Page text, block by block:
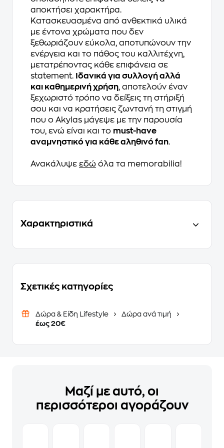
αποκτήσει χαρακτήρα.
Κατασκευασμένα από ανθεκτικά υλικά
με έντονα χρώματα που δεν
ξεθωριάζουν εύκολα, αποτυπώνουν την
ενέργεια και το πάθος του καλλιτέχνη,
μετατρέποντας κάθε επιφάνεια σε
statement. Ιδανικά για συλλογή αλλά
και καθημερινή χρήση, αποτελούν έναν
ξεχωριστό τρόπο να δείξεις τη στήριξή
σου και να κρατήσεις ζωντανή τη στιγμή
που ο Akylas μάγεψε με την παρουσία
του, ενώ είναι και το must-have
αναμνηστικό για κάθε αληθινό fan.
Ανακάλυψε εδώ όλα τα memorabilia!
Χαρακτηριστικά
Σχετικές κατηγορίες
Δώρα & Είδη Lifestyle
Δώρα ανά τιμή
έως 20€
Μαζί με αυτό, οι
περισσότεροι αγοράζουν